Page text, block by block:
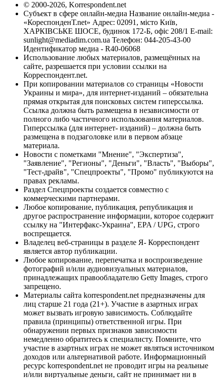
© 2000-2026, Korrespondent.net
Субъект в сфере онлайн-медиа Название онлайн-медиа -
«КореспонденТ.net» Адрес: 02091, місто Київ,
ХАРКІВСЬКЕ ШОСЕ, будинок 172-Б, офіс 208/1 E-mail:
sunlight@mediadim.com.ua Телефон: 044-205-43-00
Идентификатор медиа - R40-06068
Использование любых материалов, размещённых на
сайте, разрешается при условии ссылки на
Корреспондент.net.
При копировании материалов со страницы «Новости
Украины и мира», для интернет-изданий – обязательна
прямая открытая для поисковых систем гиперссылка.
Ссылка должна быть размещена в независимости от
полного либо частичного использования материалов.
Гиперссылка (для интернет- изданий) – должна быть
размещена в подзаголовке или в первом абзаце
материала.
Новости с пометками "Мнение", "Экспертиза",
"Заявление", "Регионы", "Деньги", "Власть", "Выборы",
"Тест-драйв", "Спецпроекты", "Промо" публикуются на
правах рекламы.
Раздел Спецпроекты создается совместно с
коммерческими партнерами.
Любое копирование, публикация, републикация и
другое распространение информации, которое содержит
ссылку на "Интерфакс-Украина", EPA / UPG, строго
воспрещается.
Владелец веб-страницы в разделе Я- Корреспондент
является автор публикации.
Любое копирование, перепечатка и воспроизведение
фотографий и/или аудиовизуальных материалов,
принадлежащих правообладателю Getty Images, строго
запрещено.
Материалы сайта korrespondent.net предназначены для
лиц старше 21 года (21+). Участие в азартных играх
может вызвать игровую зависимость. Соблюдайте
правила (принципы) ответственной игры. При
обнаружении первых признаков зависимости
немедленно обратитесь к специалисту. Помните, что
участие в азартных играх не может являться источником
доходов или альтернативой работе. Информационный
ресурс korrespondent.net не проводит игры на реальные
и/или виртуальные деньги, сайт не принимает ни в